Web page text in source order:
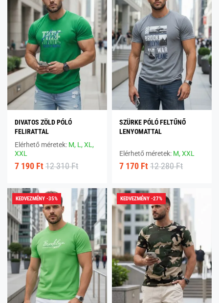
DIVATOS ZÖLD PÓLÓ
FELIRATTAL
Elérhető méretek: M, L,XL,
XXL
7 190 Ft 12 310 Ft
SZÜRKE PÓLÓ FELTŰNŐ
LENYOMATTAL
Elérhető méretek: M,XXL
7 170 Ft 12 280 Ft
KEDVEZMÉNY -35% KEDVEZMÉNY -27%